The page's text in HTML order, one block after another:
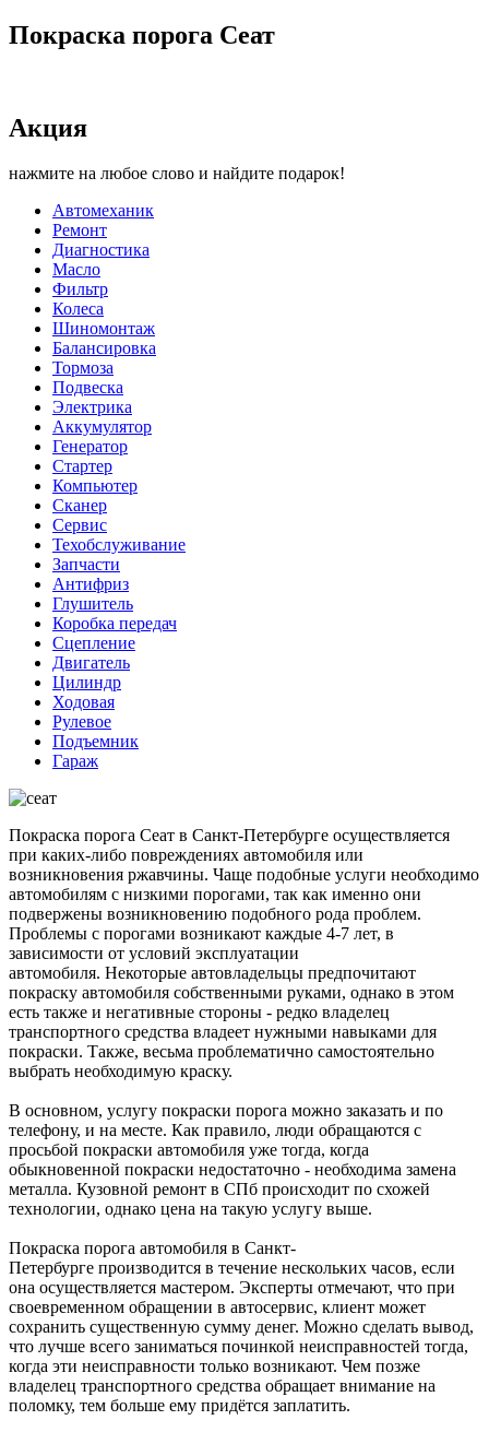
Покраска порога Сеат
Акция
нажмите на любое слово и найдите подарок!
Автомеханик
Ремонт
Диагностика
Масло
Фильтр
Колеса
Шиномонтаж
Балансировка
Тормоза
Подвеска
Электрика
Аккумулятор
Генератор
Стартер
Компьютер
Сканер
Сервис
Техобслуживание
Запчасти
Антифриз
Глушитель
Коробка передач
Сцепление
Двигатель
Цилиндр
Ходовая
Рулевое
Подъемник
Гараж
Покраска порога Сеат в Санкт-Петербурге осуществляется
при каких-либо повреждениях автомобиля или
возникновения ржавчины. Чаще подобные услуги необходимо
автомобилям с низкими порогами, так как именно они
подвержены возникновению подобного рода проблем.
Проблемы с порогами возникают каждые 4-7 лет, в
зависимости от условий эксплуатации
автомобиля. Некоторые автовладельцы предпочитают
покраску автомобиля собственными руками, однако в этом
есть также и негативные стороны - редко владелец
транспортного средства владеет нужными навыками для
покраски. Также, весьма проблематично самостоятельно
выбрать необходимую краску.
В основном, услугу покраски порога можно заказать и по
телефону, и на месте. Как правило, люди обращаются с
просьбой покраски автомобиля уже тогда, когда
обыкновенной покраски недостаточно - необходима замена
металла. Кузовной ремонт в СПб происходит по схожей
технологии, однако цена на такую услугу выше.
Покраска порога автомобиля в Санкт-
Петербурге производится в течение нескольких часов, если
она осуществляется мастером. Эксперты отмечают, что при
своевременном обращении в автосервис, клиент может
сохранить существенную сумму денег. Можно сделать вывод,
что лучше всего заниматься починкой неисправностей тогда,
когда эти неисправности только возникают. Чем позже
владелец транспортного средства обращает внимание на
поломку, тем больше ему придётся заплатить.